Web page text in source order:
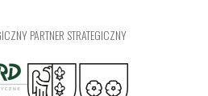
PARTNER STRATEGICZNY